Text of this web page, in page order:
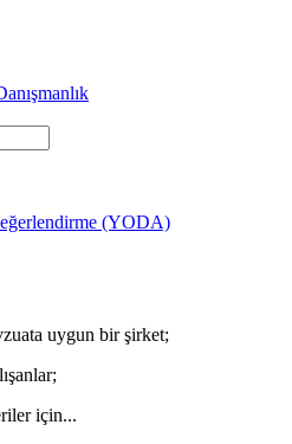
(YODA)
uygun bir şirket;
için...